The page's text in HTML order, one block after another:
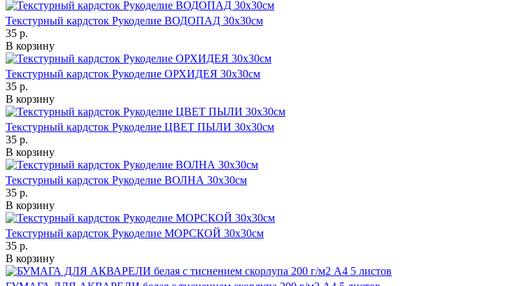
Текстурный кардсток Рукоделие ВОДОПАД 30х30см
35 р.
В корзину
Текстурный кардсток Рукоделие ОРХИДЕЯ 30х30см
35 р.
В корзину
Текстурный кардсток Рукоделие ЦВЕТ ПЫЛИ 30х30см
35 р.
В корзину
Текстурный кардсток Рукоделие ВОЛНА 30х30см
35 р.
В корзину
Текстурный кардсток Рукоделие МОРСКОЙ 30х30см
35 р.
В корзину